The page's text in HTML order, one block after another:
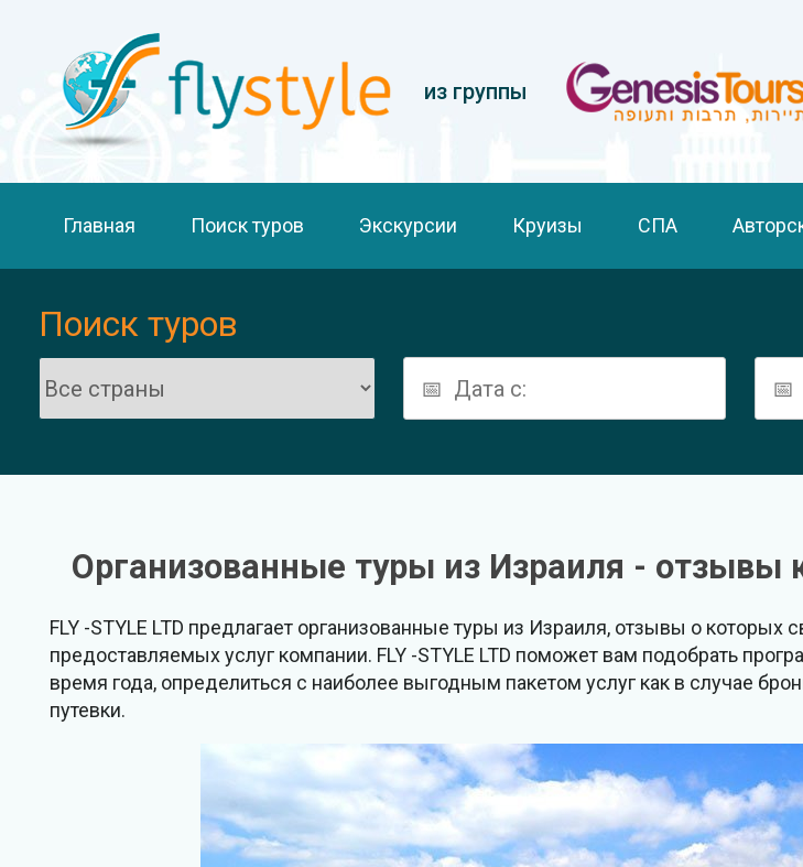
из группы
Главная Поиск туров Экскурсии Круизы СПА
Поиск туров
Организованные туры из Израиля - отзывы
FLY -STYLE LTD предлагает организованные туры из Израиля, отзывы о которых
предоставляемых услуг компании. FLY -STYLE LTD поможет вам подобрать
время года, определиться с наиболее выгодным пакетом услуг как в случае
путевки.